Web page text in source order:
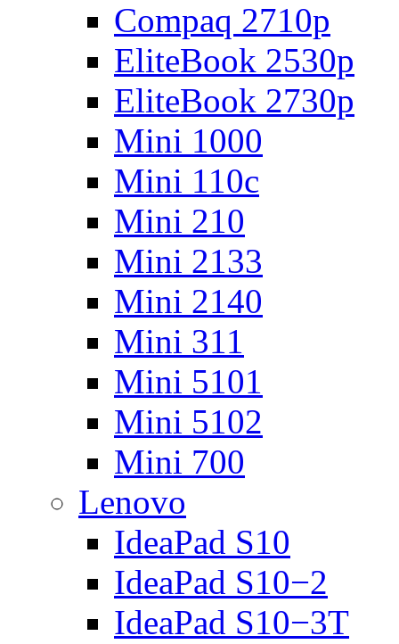
Compaq 2710p
EliteBook 2530p
EliteBook 2730p
Mini 1000
Mini 110c
Mini 210
Mini 2133
Mini 2140
Mini 311
Mini 5101
Mini 5102
Mini 700
Lenovo
IdeaPad S10
IdeaPad S10−2
IdeaPad S10−3T